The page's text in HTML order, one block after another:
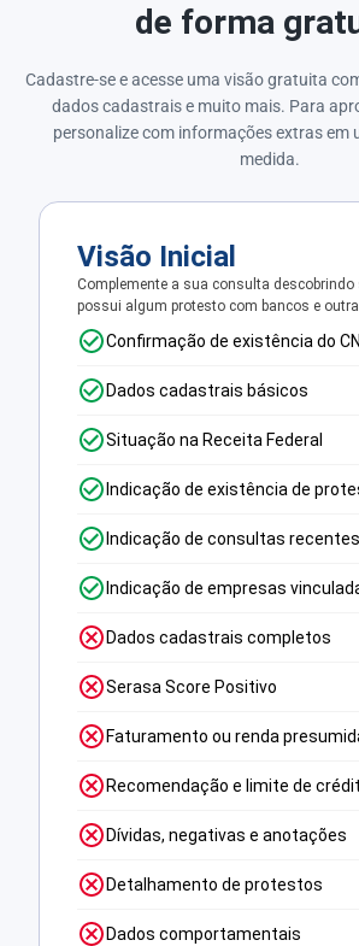
de forma
Cadastre-se e acesse uma visão gratuita
dados cadastrais e muito mais. Para
personalize com informações extras em
medida.
Visão Inicial
Complemente a sua consulta descobrindo
possui algum protesto com bancos e
Confirmação de existência do
Dados cadastrais básicos
Situação na Receita Federal
Indicação de existência de
Indicação de consultas recentes
Indicação de empresas
Dados cadastrais completos
Serasa Score Positivo
Faturamento ou renda
Recomendação e limite de
Dívidas, negativas e anotações
Detalhamento de protestos
Dados comportamentais